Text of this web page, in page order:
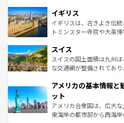
香り高いラベンダー畑など
らに、パリ以外の地域に
も豊かな歴史と文化が息
を参照してほしい。
顔を持つこの国は、どこを
ルリンの文化的活気、バ
してライン川沿いのワイ
は、お酒好きな人にはぜひ体験し
ドイツ情報はコンテンツ一
イギリス
イギリスは、古きよき伝
トミンスター寺院や大英
リアごとに異なる魅力が
ティー、ビール好きには
戦など、本場だからこそ
ンツ一覧を参照してほしい
スイス
スイスの国土面積は九州
な交通網が整備されてお
の建物がそのまま残る町
博物館もあり、アルプス
ことができる。国民の所得
者向けの交通パス提供の
アメリカの基本情報と
ット
アメリカ合衆国は、広大な
東海岸の都市部から西海